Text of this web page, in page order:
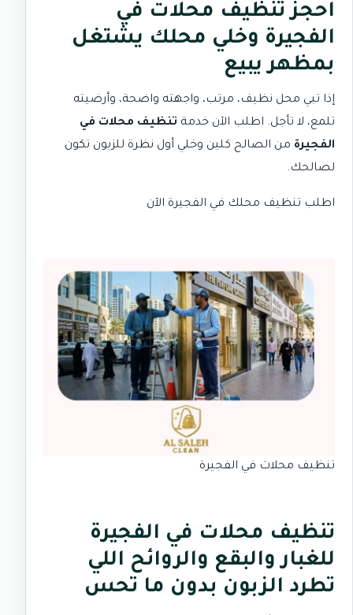
احجز تنظيف محلات في
الفجيرة وخلي محلك يشتغل
بمظهر يبيع
إذا تبي محل نظيف، مرتب، واجهته واضحة، وأرضيته
تلمع، لا تأجل. اطلب الآن خدمة تنظيف محلات في
الفجيرة من الصالح كلين وخلي أول نظرة للزبون تكون
لصالحك.
اطلب تنظيف محلك في الفجيرة الآن
تنظيف محلات في الفجيرة
تنظيف محلات في الفجيرة
للغبار والبقع والروائح اللي
تطرد الزبون بدون ما تحس